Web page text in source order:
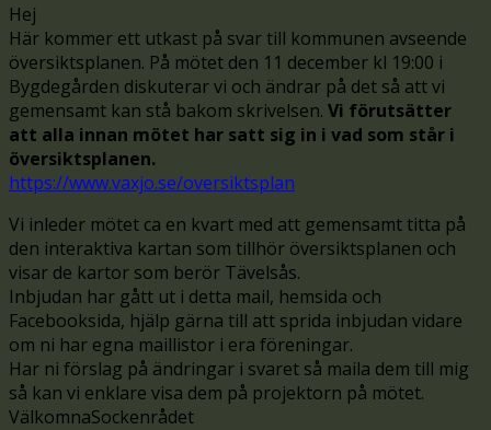
Hej
Här kommer ett utkast på svar till kommunen avseende
översiktsplanen. På mötet den 11 december kl 19:00 i
Bygdegården diskuterar vi och ändrar på det så att vi
gemensamt kan stå bakom skrivelsen. Vi förutsätter
att alla innan mötet har satt sig in i vad som står i
översiktsplanen.
https://www.vaxjo.se/oversiktsplan
Vi inleder mötet ca en kvart med att gemensamt titta på
den interaktiva kartan som tillhör översiktsplanen och
visar de kartor som berör Tävelsås.
Inbjudan har gått ut i detta mail, hemsida och
Facebooksida, hjälp gärna till att sprida inbjudan vidare
om ni har egna maillistor i era föreningar.
Har ni förslag på ändringar i svaret så maila dem till mig
så kan vi enklare visa dem på projektorn på mötet.
VälkomnaSockenrådet